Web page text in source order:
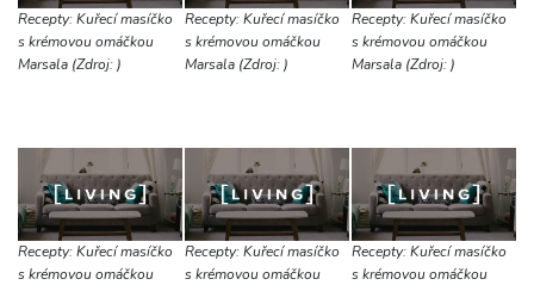
Recepty: Kuřecí masíčko
s krémovou omáčkou
Marsala (Zdroj: )
Recepty: Kuřecí masíčko
s krémovou omáčkou
Marsala (Zdroj: )
Recepty: Kuřecí masíčko
s krémovou omáčkou
Marsala (Zdroj: )
Recepty: Kuřecí masíčko
s krémovou omáčkou
Recepty: Kuřecí masíčko
s krémovou omáčkou
Recepty: Kuřecí masíčko
s krémovou omáčkou